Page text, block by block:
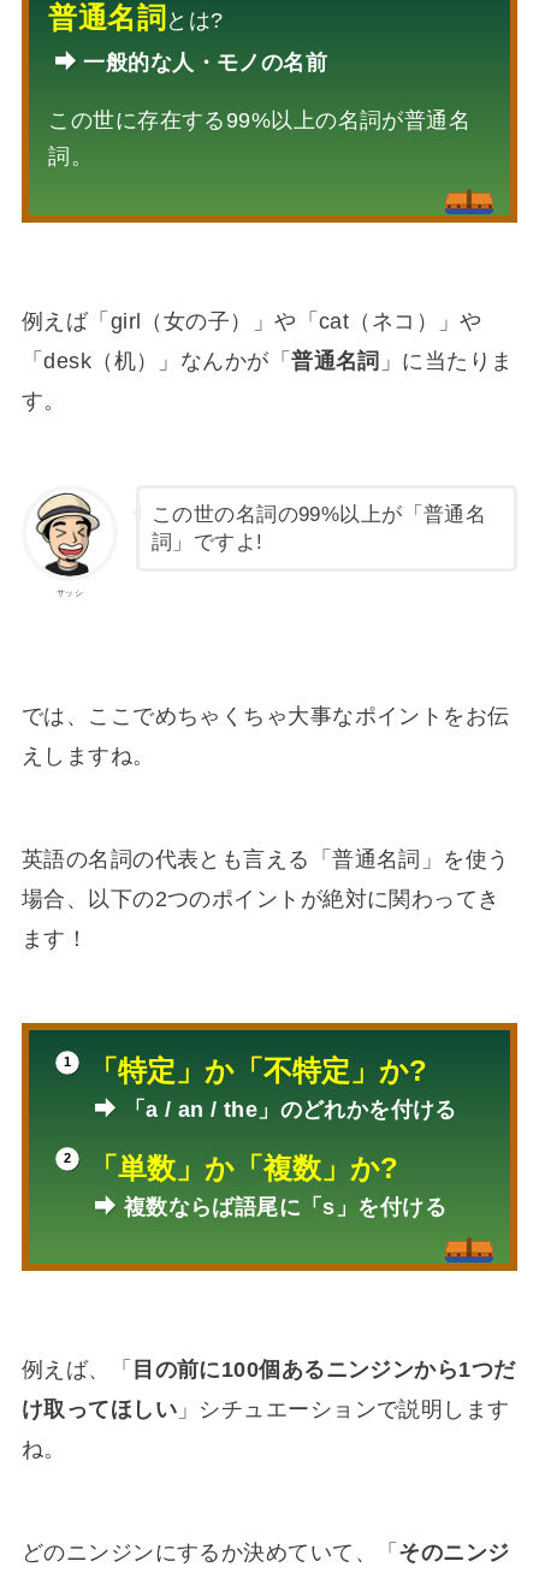
普通名詞 とは?
一般的な人・モノの名前
この世に存在する99%以上の名詞が普通名
詞。
例えば「girl（女の子）」や「cat（ネコ）」や
「desk（机）」なんかが「普通名詞 」に当たりま
す。
サッシ
この世の名詞の99%以上が「普通名
詞」ですよ!
では、ここでめちゃくちゃ大事なポイントをお伝
えしますね。
英語の名詞の代表とも言える「普通名詞」を使う
場合、以下の2つのポイントが絶対に関わってき
ます！
「特定」か「不特定」か?
「a / an / the」のどれかを付ける
「単数」か「複数」か?
複数ならば語尾に「s」を付ける
例えば、「 目の前に100個あるニンジンから1つだ
け取ってほしい 」シチュエーションで説明します
ね。
どのニンジンにするか決めていて、「 そのニンジ